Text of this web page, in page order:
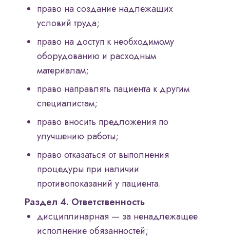
право на создание надлежащих
условий труда;
право на доступ к необходимому
оборудованию и расходным
материалам;
право направлять пациента к другим
специалистам;
право вносить предложения по
улучшению работы;
право отказаться от выполнения
процедуры при наличии
противопоказаний у пациента.
Раздел 4. Ответственность
дисциплинарная — за ненадлежащее
исполнение обязанностей;